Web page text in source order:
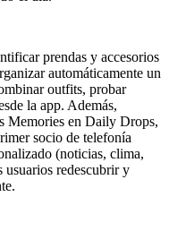
prendas y accesorios
automáticamente un
outfits, probar
la app. Además,
Memories en Daily Drops,
socio de telefonía
(noticias, clima,
usuarios redescubrir y